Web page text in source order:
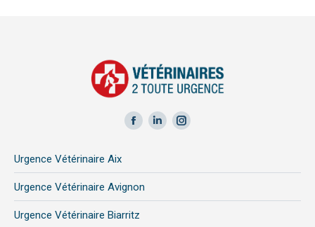
Facebook
in
new
window
LinkedIn
new
Instagram
new
Urgence Vétérinaire Aix
Urgence Vétérinaire Avignon
Urgence Vétérinaire Biarritz